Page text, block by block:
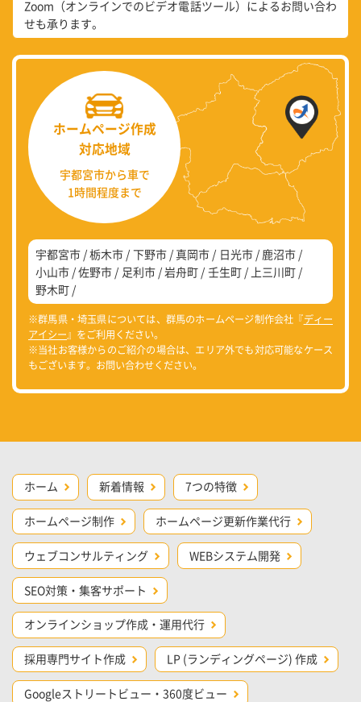
Zoom（オンラインでのビデオ電話ツール）によるお問い合わ
せも承ります。
ホームページ作成
対応地域
宇都宮市から車で
1時間程度まで
宇都宮市 栃木市 下野市 真岡市 日光市
鹿沼市
小山市 佐野市 足利市 岩舟町 壬生町
上三川町
野木町
※群馬県・埼玉県については、群馬のホームページ制作会社『ディー
アイシー』をご利用ください。
※当社お客様からのご紹介の場合は、エリア外でも対応可能なケース
もございます。お問い合わせください。
ホーム 新着情報 7つの特徴
ホームページ制作 ホームページ更新作業代行
ウェブコンサルティング WEBシステム開発
SEO対策・集客サポート
オンラインショップ作成・運用代行
採用専門サイト作成 LP (ランディングページ) 作成
Googleストリートビュー・360度ビュー